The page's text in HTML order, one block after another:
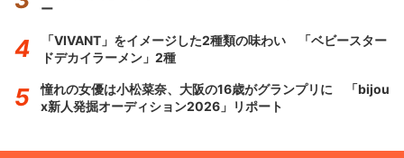
ー
「VIVANT」をイメージした2種類の味わい 「ベビースター
ドデカイラーメン」2種
憧れの女優は小松菜奈、大阪の16歳がグランプリに 「bijou
x新人発掘オーディション2026」リポート